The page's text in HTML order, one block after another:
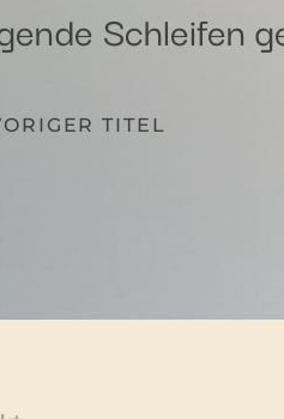
Schleifen
TITEL